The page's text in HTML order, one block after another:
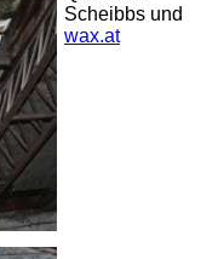
Scheibbs und
wax.at